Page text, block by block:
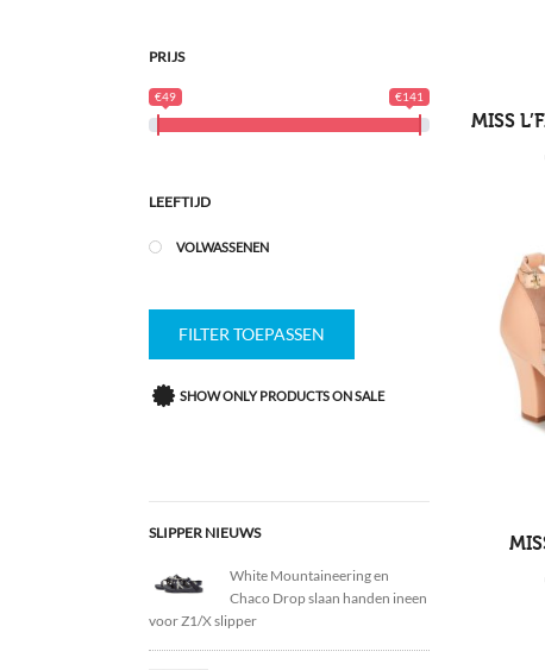
MISS
PRIJS
€49 €141
LEEFTIJD
VOLWASSENEN
FILTER TOEPASSEN
SHOW ONLY PRODUCTS ON SALE
SLIPPER NIEUWS
White Mountaineering en
Chaco Drop slaan handen ineen
voor Z1/X slipper